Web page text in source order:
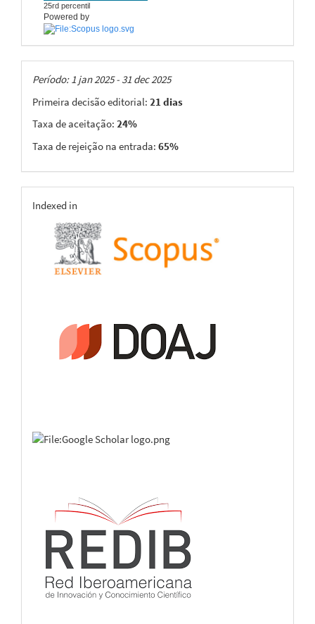
25rd percentil
Powered by
Taxas
Período: 1 jan 2025 - 31 dec 2025
Primeira decisão editorial: 21 dias
Taxa de aceitação: 24%
Taxa de rejeição na entrada: 65%
indexing
Indexed in